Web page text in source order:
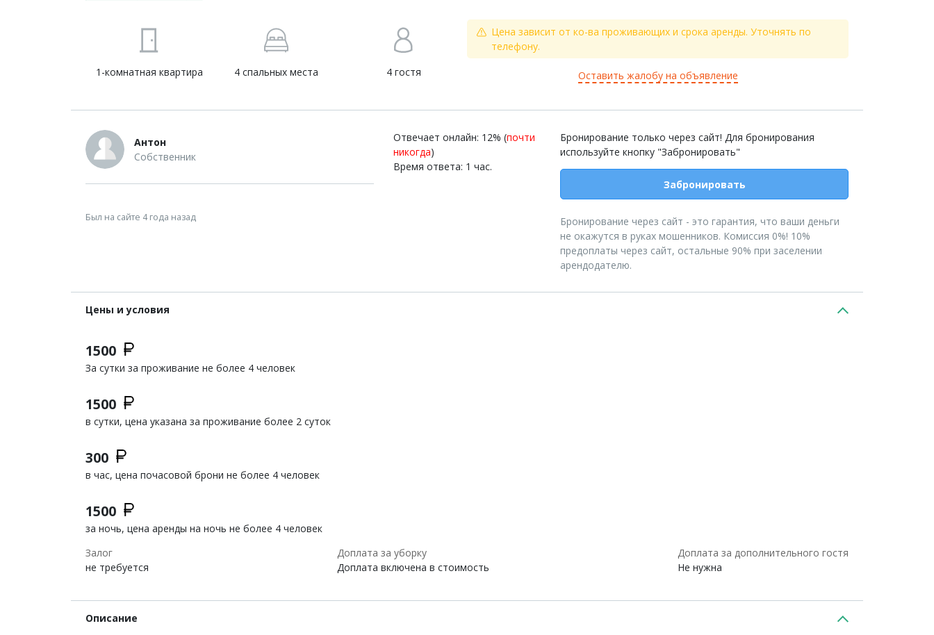
1-комнатная квартира 4 спальных места 4 гостя
Цена зависит от ко-ва проживающих и срока аренды. Уточнять по
телефону.
Оставить жалобу на объявление
Антон
Собственник
Был на сайте 4 года назад
Отвечает онлайн: 12% (почти
никогда)
Время ответа: 1 час.
Бронирование только через сайт! Для бронирования
используйте кнопку "Забронировать"
Забронировать
Бронирование через сайт - это гарантия, что ваши деньги
не окажутся в руках мошенников. Комиссия 0%! 10%
предоплаты через сайт, остальные 90% при заселении
арендодателю.
Цены и условия
1500
За сутки за проживание не более 4 человек
1500
в сутки, цена указана за проживание более 2 суток
300
в час, цена почасовой брони не более 4 человек
1500
за ночь, цена аренды на ночь не более 4 человек
Залог
не требуется
Доплата за уборку
Доплата включена в стоимость
Доплата за дополнительного гостя
Не нужна
Описание